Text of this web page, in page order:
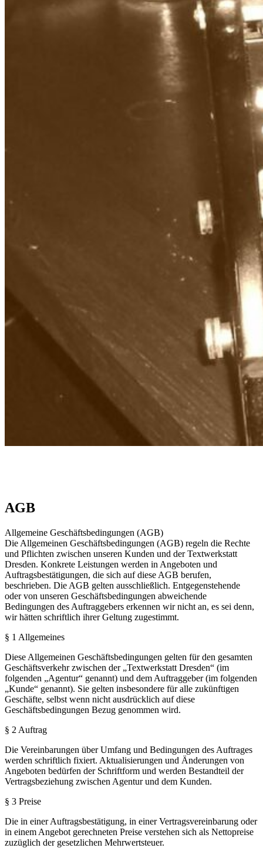
AGB
Allgemeine Geschäftsbedingungen (AGB)
Die Allgemeinen Geschäftsbedingungen (AGB) regeln die Rechte
und Pflichten zwischen unseren Kunden und der Textwerkstatt
Dresden. Konkrete Leistungen werden in Angeboten und
Auftragsbestätigungen, die sich auf diese AGB berufen,
beschrieben. Die AGB gelten ausschließlich. Entgegenstehende
oder von unseren Geschäftsbedingungen abweichende
Bedingungen des Auftraggebers erkennen wir nicht an, es sei denn,
wir hätten schriftlich ihrer Geltung zugestimmt.
§ 1 Allgemeines
Diese Allgemeinen Geschäftsbedingungen gelten für den gesamten
Geschäftsverkehr zwischen der „Textwerkstatt Dresden“ (im
folgenden „Agentur“ genannt) und dem Auftraggeber (im folgenden
„Kunde“ genannt). Sie gelten insbesondere für alle zukünftigen
Geschäfte, selbst wenn nicht ausdrücklich auf diese
Geschäftsbedingungen Bezug genommen wird.
§ 2 Auftrag
Die Vereinbarungen über Umfang und Bedingungen des Auftrages
werden schriftlich fixiert. Aktualisierungen und Änderungen von
Angeboten bedürfen der Schriftform und werden Bestandteil der
Vertragsbeziehung zwischen Agentur und dem Kunden.
§ 3 Preise
Die in einer Auftragsbestätigung, in einer Vertragsvereinbarung oder
in einem Angebot gerechneten Preise verstehen sich als Nettopreise
zuzüglich der gesetzlichen Mehrwertsteuer.